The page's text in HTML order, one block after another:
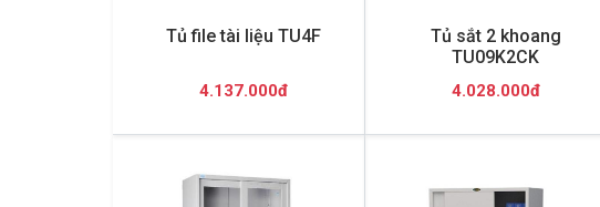
Tủ file tài liệu TU4F
4.137.000đ
Tủ sắt 2 khoang
TU09K2CK
4.028.000đ